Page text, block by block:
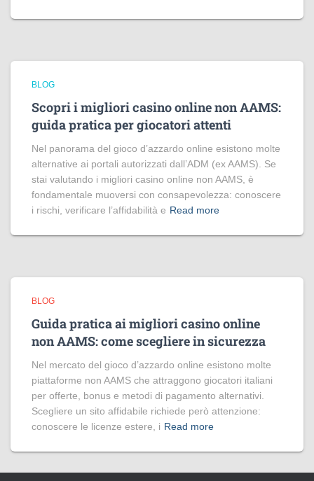
BLOG
Scopri i migliori casino online non AAMS:
guida pratica per giocatori attenti
Nel panorama del gioco d’azzardo online esistono molte
alternative ai portali autorizzati dall’ADM (ex AAMS). Se
stai valutando i migliori casino online non AAMS, è
fondamentale muoversi con consapevolezza: conoscere
i rischi, verificare l’affidabilità e Read more
BLOG
Guida pratica ai migliori casino online
non AAMS: come scegliere in sicurezza
Nel mercato del gioco d’azzardo online esistono molte
piattaforme non AAMS che attraggono giocatori italiani
per offerte, bonus e metodi di pagamento alternativi.
Scegliere un sito affidabile richiede però attenzione:
conoscere le licenze estere, i Read more